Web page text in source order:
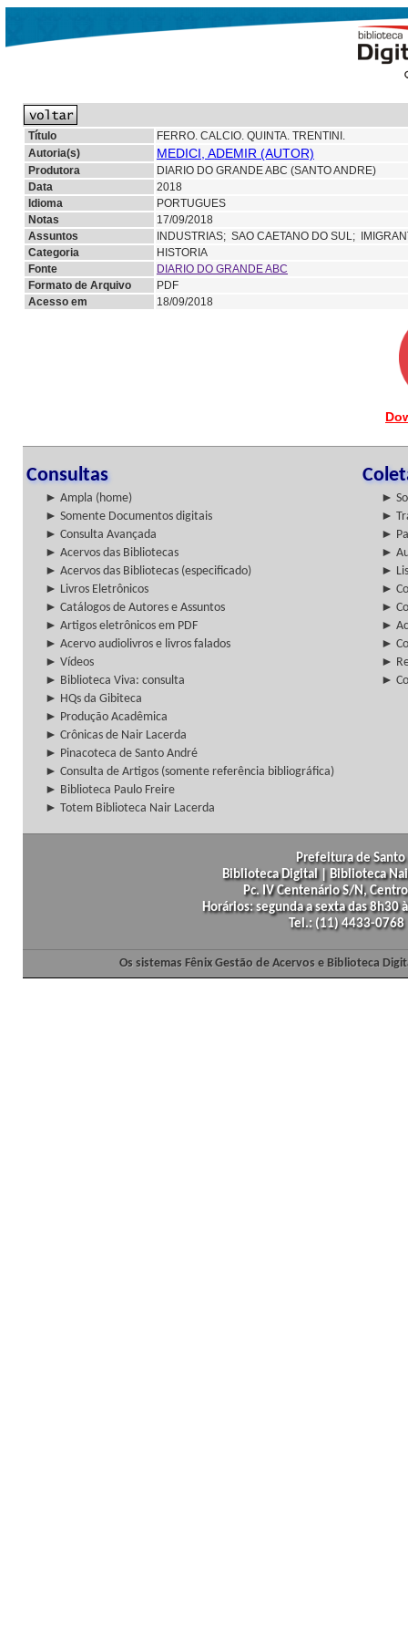
Título
FERRO. CALCIO. QUINTA. TRENTINI.
Autoria(s)
MEDICI, ADEMIR (AUTOR)
Produtora
DIARIO DO GRANDE ABC (SANTO ANDRE)
Data
2018
Idioma
PORTUGUES
Notas
17/09/2018
Assuntos
INDUSTRIAS; SAO CAETANO DO SUL;
Categoria
HISTORIA
Fonte
DIARIO DO GRANDE ABC
Formato de Arquivo
PDF
Acesso em
18/09/2018
Consultas
► Ampla (home)
►
► Somente Documentos digitais
►
► Consulta Avançada
►
► Acervos das Bibliotecas
►
► Acervos das Bibliotecas (especificado)
►
► Livros Eletrônicos
►
► Catálogos de Autores e Assuntos
►
► Artigos eletrônicos em PDF
►
► Acervo audiolivros e livros falados
►
► Vídeos
►
► Biblioteca Viva: consulta
►
► HQs da Gibiteca
► Produção Acadêmica
► Crônicas de Nair Lacerda
► Pinacoteca de Santo André
► Consulta de Artigos (somente referência bibliográfica)
► Biblioteca Paulo Freire
► Totem Biblioteca Nair Lacerda
Prefeitura de
Biblioteca Digital | Biblioteca
Pc. IV Centenário S/N,
Horários: segunda a sexta das
Tel.: (11) 4433-
Os sistemas Fênix Gestão de Acervos e Biblioteca